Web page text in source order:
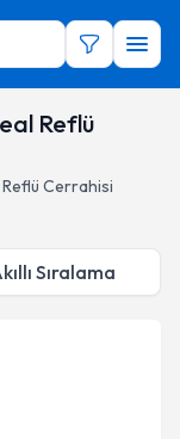
Reflü
Cerrahisi
Sıralama